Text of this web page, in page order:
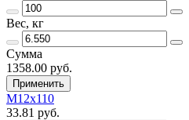
Вес, кг
Сумма
1358.00 руб.
Применить
М12х110
33.81 руб.